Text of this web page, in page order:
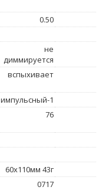
0.50
не
диммируется
вспыхивает
импульсный-1
76
60x110мм 43г
0717